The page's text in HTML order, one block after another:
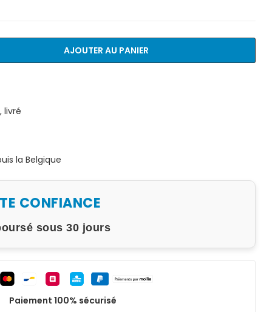
AJOUTER AU PANIER
livré
la Belgique
CONFIANCE
sous 30 jours
Paiement 100% sécurisé